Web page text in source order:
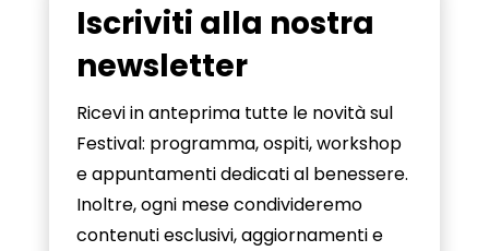
Iscriviti alla nostra
newsletter
Ricevi in anteprima tutte le novità sul
Festival: programma, ospiti, workshop
e appuntamenti dedicati al benessere.
Inoltre, ogni mese condivideremo
contenuti esclusivi, aggiornamenti e